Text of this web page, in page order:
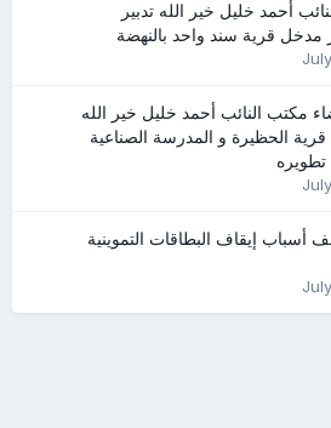
أحمد خليل خير الله تدبير
مدخل قرية سند واحد بالنهضة
مكتب النائب أحمد خليل خير الله
الحظيرة و المدرسة الصناعية
تطويره
أسباب إيقاف البطاقات التموينية